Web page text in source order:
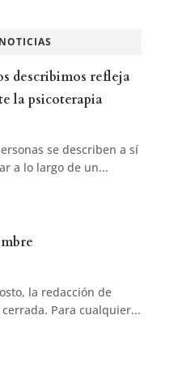
describimos refleja
la psicoterapia
se describen a sí
a lo largo de un...
la redacción de
Para cualquier...